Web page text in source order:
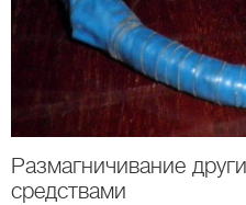
Размагничивание
средствами